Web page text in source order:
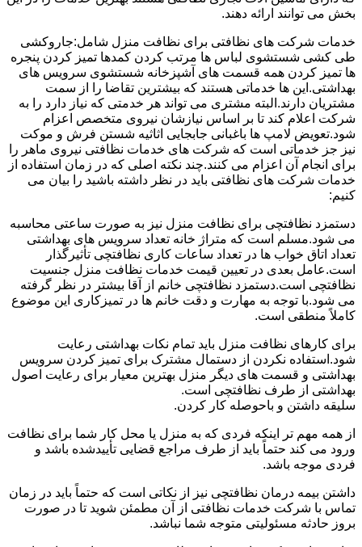
بخش می توانند ارائه دهند.
خدمات شرکت های نظافتی برای نظافت منزل شامل:جاروکشی
طی کشی شستشوی لباس ها مرتب کردن کمدها تمیز کردن پنجره
ها تمیز کردن همه قسمت های آشپزخانه شستشوی سرویس های
بهداشتی.این ها خدماتی هستند که بیشترین تقاضا را از سمت
مشتریان دارند.البته مشتری می تواند هر خدمتی که نیاز دارد را به
شرکت اعلام کند تا بر اساس نیازشان نیروی متخصص اعزام
شود.تعویض لامپ ها باغبانی جابجایی اثاثیه شستن فرش و موکت
نیز جز خدماتی است که شرکت های خدمات نظافتی نیروی ماهر را
برای انجام آن اعزام می کنند.چند نکته اصلی که در زمان استفاده از
خدمات شرکت های نظافتی باید در نظر داشته باشید را بیان می
کنیم:
دستمزد نظافتچی برای نظافت منزل نیز به صورت ساعتی محاسبه
می شود.مسلم است که متراژ خانه تعداد سرویس های بهداشتی
تعداد اتاق خواب ها در تعداد ساعات کاری نظافتچی تأثیرگذار
است.عامل بعدی در تعیین قیمت خدمات نظافت منزل جنسیت
نظافتچی است.دستمزد نظافتچی خانم از آقا بیشتر در نظر گرفته
می شود.با توجه به مهارت و دقت خانم ها در تمیزکاری این موضوع
کاملاً منطقی است.
برای کارهای نظافت منزل باید تمام نکات بهداشتی رعایت
شود.استفاده نکردن از دستمال مشترک برای تمیز کردن سرویس
بهداشتی و قسمت های دیگر منزل بهترین معیار برای رعایت اصول
بهداشتی از طرف نظافتچی است.
سلیقه داشتن و باحوصله کار کردن.
از همه مهم تر اینکه فردی که به منزل یا محل کار شما برای نظافت
ورود می کند حتماً باید از طرف مراجع قضایی تأییدشده باشد و
فردی موجه باشد.
داشتن بیمه درمان نظافتچی نیز از نکاتی است که حتماً باید در زمان
تماس با شرکت خدمات نظافتی از آن مطمئن شوید تا در صورت
بروز حادثه مسئولیتی متوجه شما نباشد.